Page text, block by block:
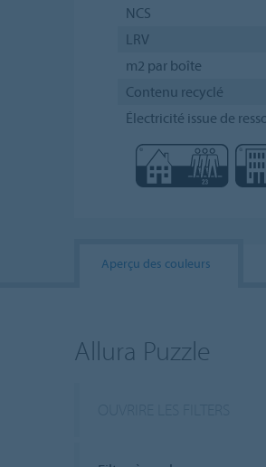
NCS
LRV
m2 par boîte
Contenu recyclé
Électricité issue de
Aperçu des couleurs
Allura Puzzle